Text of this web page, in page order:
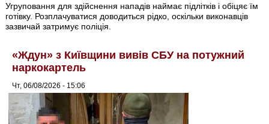
Угруповання для здійснення нападів наймає підлітків і обіцяє їм
готівку. Розплачуватися доводиться рідко, оскільки виконавців
зазвичай затримує поліція.
«Ждун» з Київщини вивів СБУ на потужний
наркокартель
Чт, 06/08/2026 - 15:06